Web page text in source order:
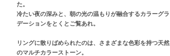
た。
冷たい夜の深みと、朝の光の温もりが融合するカラーグラ
デーションをとくとご覧あれ。
リングに散りばめられたのは、さまざまな色彩を持つ天然
のマルチカラーストーン。